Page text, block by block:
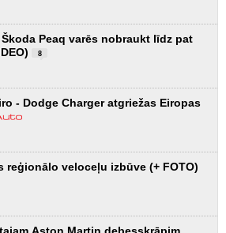
Peaq varēs nobraukt līdz pat
8
- Dodge Charger atgriežas Eiropas
reģionālo veloceļu izbūve (+ FOTO)